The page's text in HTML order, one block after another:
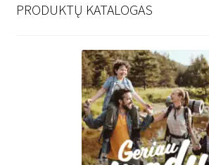
PRODUKTŲ KATALOGAS